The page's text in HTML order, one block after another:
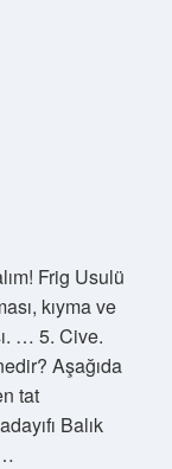
Frig Usulü
kıyma ve
… 5. Cive.
Aşağıda
tat
Balık